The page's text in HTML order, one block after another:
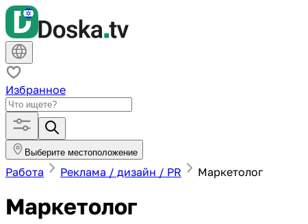
Избранное
Выберите местоположение
Работа Реклама / дизайн / PR Маркетолог
Маркетолог